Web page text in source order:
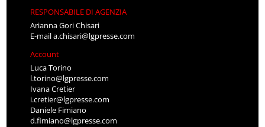
RESPONSABILE DI AGENZIA
Arianna Gori Chisari
E-maila.chisari@lgpresse.com
Account
Luca Torino
l.torino@lgpresse.com
Ivana Cretier
i.cretier@lgpresse.com
Daniele Fimiano
d.fimiano@lgpresse.com